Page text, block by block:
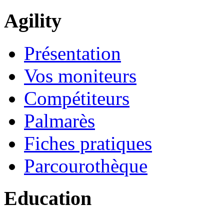
Agility
Présentation
Vos moniteurs
Compétiteurs
Palmarès
Fiches pratiques
Parcourothèque
Education